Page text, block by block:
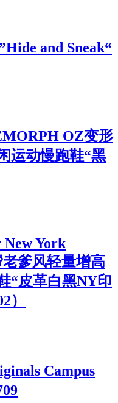
and Sneak“
OZ变形
运动慢跑鞋“黑
York
老爹风轻量增高
“皮革白黑NY印
）
Campus